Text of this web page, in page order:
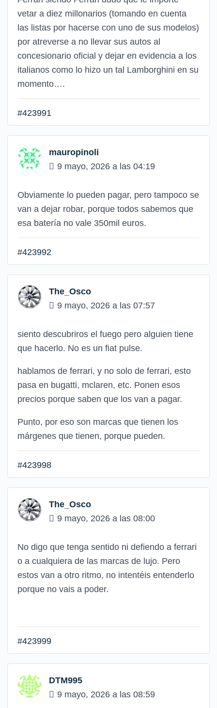
vetar a diez millonarios (tomando en cuenta
las listas por hacerse con uno de sus modelos)
por atreverse a no llevar sus autos al
concesionario oficial y dejar en evidencia a los
italianos como lo hizo un tal Lamborghini en su
momento….
#423991
mauropinoli
9 mayo, 2026 a las 04:19
Obviamente lo pueden pagar, pero tampoco se
van a dejar robar, porque todos sabemos que
esa batería no vale 350mil euros.
#423992
The_Osco
9 mayo, 2026 a las 07:57
siento descubriros el fuego pero alguien tiene
que hacerlo. No es un fiat pulse.
hablamos de ferrari, y no solo de ferrari, esto
pasa en bugatti, mclaren, etc. Ponen esos
precios porque saben que los van a pagar.
Punto, por eso son marcas que tienen los
márgenes que tienen, porque pueden.
#423998
The_Osco
9 mayo, 2026 a las 08:00
No digo que tenga sentido ni defiendo a ferrari
o a cualquiera de las marcas de lujo. Pero
estos van a otro ritmo, no intentéis entenderlo
porque no vais a poder.
#423999
DTM995
9 mayo, 2026 a las 08:59